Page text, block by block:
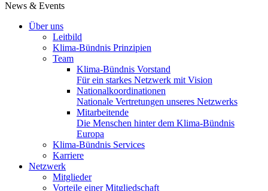
News & Events
Über uns
Leitbild
Klima-Bündnis Prinzipien
Team
Klima-Bündnis Vorstand
Für ein starkes Netzwerk mit Vision
Nationalkoordinationen
Nationale Vertretungen unseres Netzwerks
Mitarbeitende
Die Menschen hinter dem Klima-Bündnis
Europa
Klima-Bündnis Services
Karriere
Netzwerk
Mitglieder
Vorteile einer Mitgliedschaft